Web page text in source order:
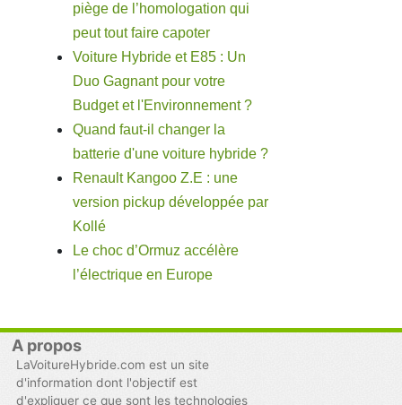
piège de l’homologation qui
peut tout faire capoter
Voiture Hybride et E85 : Un
Duo Gagnant pour votre
Budget et l'Environnement ?
Quand faut-il changer la
batterie d'une voiture hybride ?
Renault Kangoo Z.E : une
version pickup développée par
Kollé
Le choc d’Ormuz accélère
l’électrique en Europe
A propos
LaVoitureHybride.com est un site
d'information dont l'objectif est
d'expliquer ce que sont les technologies